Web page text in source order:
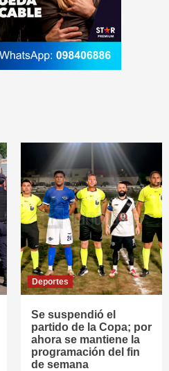
Deportes
Se suspendió el
partido de la Copa; por
ahora se mantiene la
programación del fin
de semana